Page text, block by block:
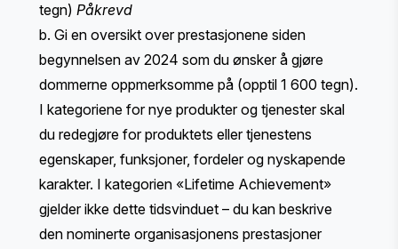
tegn) Påkrevd
b. Gi en oversikt over prestasjonene siden
begynnelsen av 2024 som du ønsker å gjøre
dommerne oppmerksomme på (opptil 1 600 tegn).
​​I kategoriene for nye produkter og tjenester skal
du redegjøre for produktets eller tjenestens
egenskaper, funksjoner, fordeler og nyskapende
karakter. I kategorien «Lifetime Achievement»
gjelder ikke dette tidsvinduet – du kan beskrive
den nominerte organisasjonens prestasjoner